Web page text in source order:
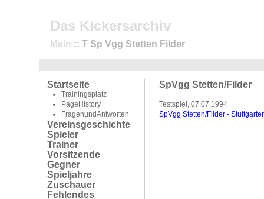
Das Kickersarchiv
Main :: T Sp Vgg Stetten Filder
Startseite
Trainingsplatz
PageHistory
FragenundAntworten
Vereinsgeschichte
Spieler
Trainer
Vorsitzende
Gegner
Spieljahre
Zuschauer
Fehlendes
SpVgg Stetten/Filder
Testspiel, 07.07.1994
SpVgg Stetten/Filder -